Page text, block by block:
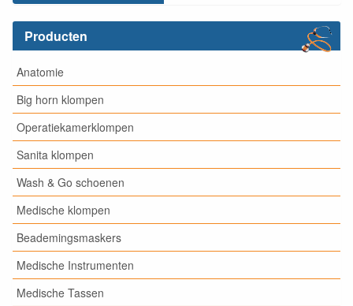
Producten
Anatomie
Big horn klompen
Operatiekamerklompen
Sanita klompen
Wash & Go schoenen
Medische klompen
Beademingsmaskers
Medische Instrumenten
Medische Tassen